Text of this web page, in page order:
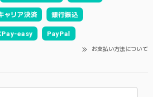
ャリア決済 銀行振込
Pay-easy PayPal
お支払い方法について